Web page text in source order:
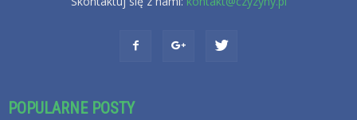
POPULARNE POSTY